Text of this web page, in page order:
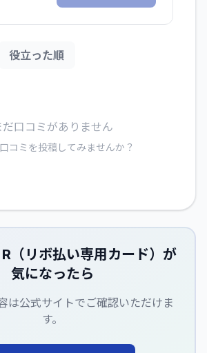
役立った順
だ口コミがありません
コミを投稿してみませんか？
（リボ払い専用カード） が
気になったら
は公式サイトでご確認いただけま
す。